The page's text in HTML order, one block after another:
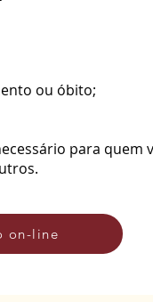
ou óbito;
para
on-line